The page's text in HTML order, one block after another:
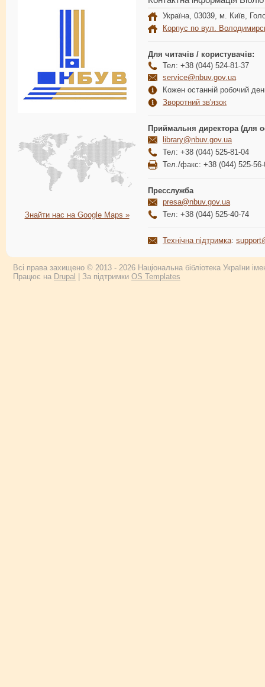
Знайти нас на Google Maps »
Україна, 03039, м. Київ,
Корпус по вул.
Для читачів / користувачів:
Тел: +38 (044) 524-81-37
service@nbuv.gov.ua
Кожен останній робочий
Зворотний зв'язок
Приймальня директора (для
library@nbuv.gov.ua
Тел: +38 (044) 525-81-04
Тел./факс: +38 (044) 525-56-
Пресслужба
presa@nbuv.gov.ua
Тел: +38 (044) 525-40-74
Технічна підтримка:
Всі права захищено © 2013 - 2026 Національна бібліотека України
Працює на Drupal | За підтримки OS Templates